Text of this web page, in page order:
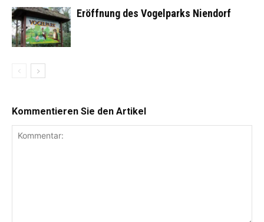
Eröffnung des Vogelparks Niendorf
Kommentieren Sie den Artikel